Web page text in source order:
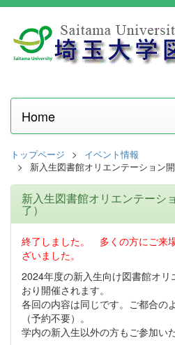
Home
トップページ
イベント情報
新入生図書館オリエンテーション
新入生図書館オリエンテーシ
了）
終了しました。 多くの方にご来
ざいました。
2024年度の新入生向け図書館オリ
おり開催されます。
各回の内容は同じです。ご都合の
（予約不要）。
学内の新入生以外の方もご参加い